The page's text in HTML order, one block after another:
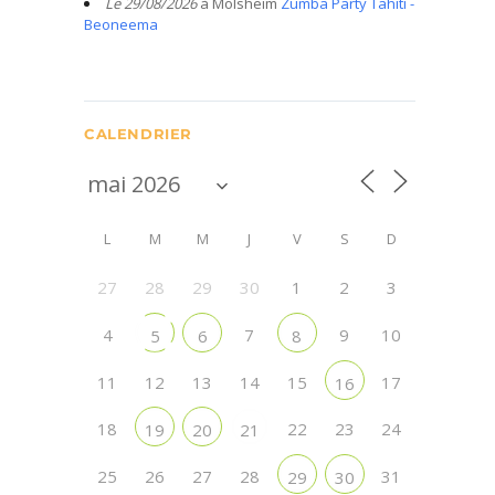
Beoneema
CALENDRIER
L M M J V S D
27 28 29 30 1 2 3
4 5 6 7 8 9 10
11 12 13 14 15 16 17
18 19 20 21 22 23 24
25 26 27 28 29 30 31